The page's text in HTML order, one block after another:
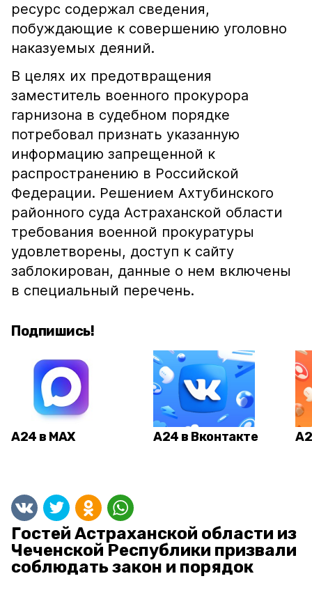
ресурс содержал сведения,
побуждающие к совершению уголовно
наказуемых деяний.
В целях их предотвращения
заместитель военного прокурора
гарнизона в судебном порядке
потребовал признать указанную
информацию запрещенной к
распространению в Российской
Федерации. Решением Ахтубинского
районного суда Астраханской области
требования военной прокуратуры
удовлетворены, доступ к сайту
заблокирован, данные о нем включены
в специальный перечень.
Подпишись!
А24 в MAX А24 в Вконтакте
Гостей Астраханской области из
Чеченской Республики призвали
соблюдать закон и порядок